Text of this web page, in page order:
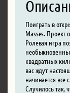
Поиграть в
Masses. Проект
Ролевая игра
квадратных
вас ждут
начинается все
Случилось так,